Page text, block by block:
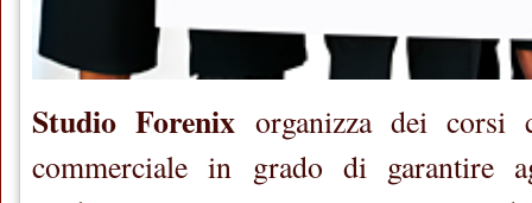
Studio Forenix organizza dei corsi
commerciale in grado di garantire